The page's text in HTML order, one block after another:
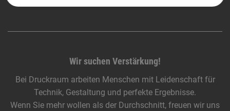
Wir suchen Verstärkung!
Bei Druckraum arbeiten Menschen mit Leidenschaft für
Technik, Gestaltung und perfekte Ergebnisse.
Wenn Sie mehr wollen als der Durchschnitt, freuen wir uns